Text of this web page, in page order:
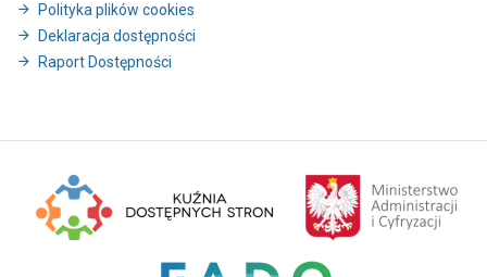
Polityka plików cookies
Deklaracja dostępności
Raport Dostępności